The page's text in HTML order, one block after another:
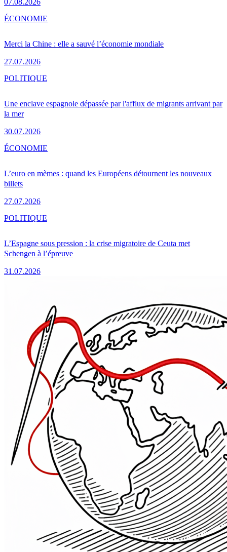
Merci la Chine : elle a sauvé l’économie mondiale
27.07.2026
ÉCONOMIE
Une enclave espagnole dépassée par l'afflux de migrants arrivant par
la mer
30.07.2026
POLITIQUE
L’euro en mèmes : quand les Européens détournent les nouveaux
billets
27.07.2026
ÉCONOMIE
L’Espagne sous pression : la crise migratoire de Ceuta met
Schengen à l’épreuve
31.07.2026
POLITIQUE